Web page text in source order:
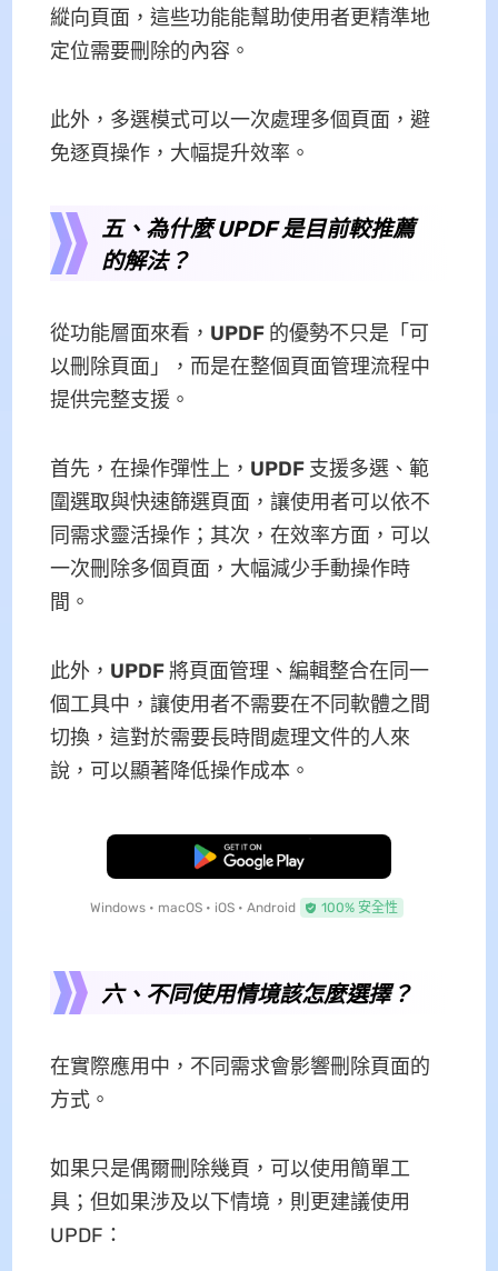
縱向頁面，這些功能能幫助使用者更精準地
定位需要刪除的內容。
此外，多選模式可以一次處理多個頁面，避
免逐頁操作，大幅提升效率。
五、為什麼 UPDF 是目前較推薦
的解法？
從功能層面來看， UPDF 的優勢不只是「可
以刪除頁面」，而是在整個頁面管理流程中
提供完整支援。
首先，在操作彈性上， UPDF 支援多選、範
圍選取與快速篩選頁面，讓使用者可以依不
同需求靈活操作；其次，在效率方面，可以
一次刪除多個頁面，大幅減少手動操作時
間。
此外， UPDF將頁面管理、編輯整合在同一
個工具中，讓使用者不需要在不同軟體之間
切換，這對於需要長時間處理文件的人來
說，可以顯著降低操作成本。
免費下載
Windows • macOS • iOS • Android 100% 安全性
六、不同使用情境該怎麼選擇？
在實際應用中，不同需求會影響刪除頁面的
方式。
如果只是偶爾刪除幾頁，可以使用簡單工
具；但如果涉及以下情境，則更建議使用
UPDF：